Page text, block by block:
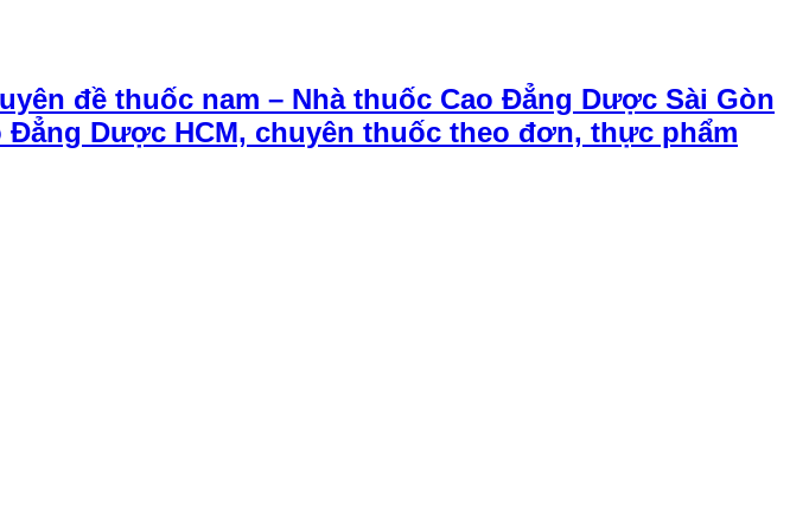
đề thuốc nam – Nhà thuốc Cao Đẳng Dược Sài Gòn
Dược HCM, chuyên thuốc theo đơn, thực phẩm